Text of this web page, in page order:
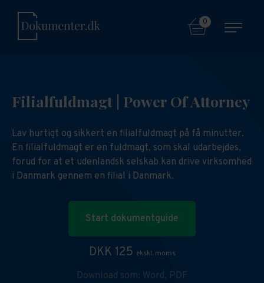
0
Filialfuldmagt | Power Of Attorney
Lav hurtigt og sikkert en filialfuldmagt på få minutter.
En filialfuldmagt er en fuldmagt, som skal udarbejdes,
forud for at et udenlandsk selskab kan drive virksomhed
i Danmark gennem en filial i Danmark.
Start dokumentguide
DKK 125 ekskl. moms
Download som: Word, PDF